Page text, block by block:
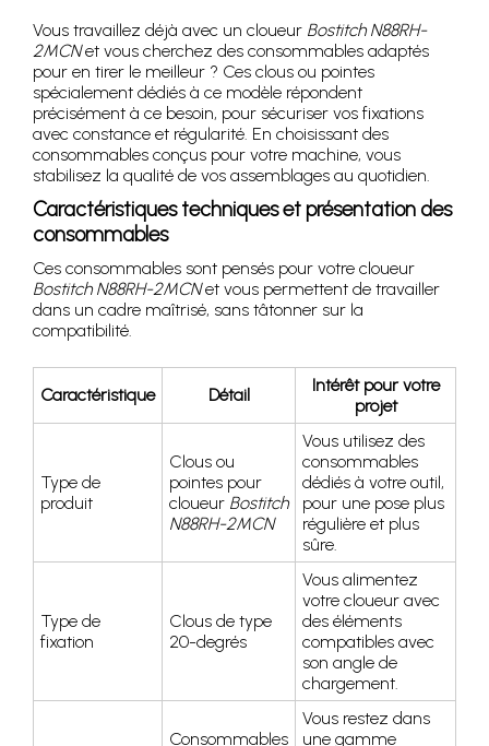
Vous travaillez déjà avec un cloueur Bostitch N88RH-
2MCNet vous cherchez des consommables adaptés
pour en tirer le meilleur ? Ces clous ou pointes
spécialement dédiés à ce modèle répondent
précisément à ce besoin, pour sécuriser vos fixations
avec constance et régularité. En choisissant des
consommables conçus pour votre machine, vous
stabilisez la qualité de vos assemblages au quotidien.
Caractéristiques techniques et présentation des
consommables
Ces consommables sont pensés pour votre cloueur
Bostitch N88RH-2MCNet vous permettent de travailler
dans un cadre maîtrisé, sans tâtonner sur la
compatibilité.
Caractéristique Détail
Intérêt pour votre
projet
Type de
produit
Clous ou
pointes pour
cloueur Bostitch
N88RH-2MCN
Vous utilisez des
consommables
dédiés à votre outil,
pour une pose plus
régulière et plus
sûre.
Type de
fixation
Clous de type
20-degrés
Vous alimentez
votre cloueur avec
des éléments
compatibles avec
son angle de
chargement.
Consommables
Vous restez dans
une gamme